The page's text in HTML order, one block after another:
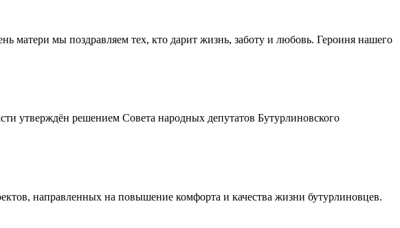
матери мы поздравляем тех, кто дарит жизнь, заботу и любовь. Героиня нашего
утверждён решением Совета народных депутатов Бутурлиновского
направленных на повышение комфорта и качества жизни бутурлиновцев.